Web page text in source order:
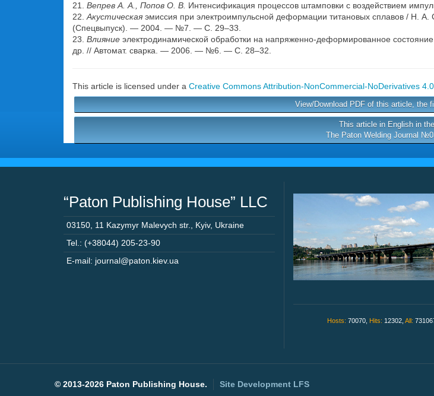
21. Вепрев А. А., Попов О. В. Интенсификация процессов штамповки с воздействием
22. Акустическая эмиссия при электроимпульсной деформации титановых сплавов / Н.
(Спецвыпуск). — 2004. — №7. — С. 29–33.
23. Влияние электродинамической обработки на напряженно-деформированное
др. // Автомат. сварка. — 2006. — №6. — С. 28–32.
This article is licensed under a Creative Commons Attribution-NonCommercial-NoDerivatives
View/Download PDF of this article, the
This article in English in
The Paton Welding Journal
“Paton Publishing House” LLC
03150 11 Kazymyr Malevych str. Kyiv, Ukraine
Tel.: (+38044) 205-23-90
E-mail: journal@paton.kiev.ua
Hosts: 70070, Hits: 12302, All:
© 2013-2026 Paton Publishing House. Site Development LFS